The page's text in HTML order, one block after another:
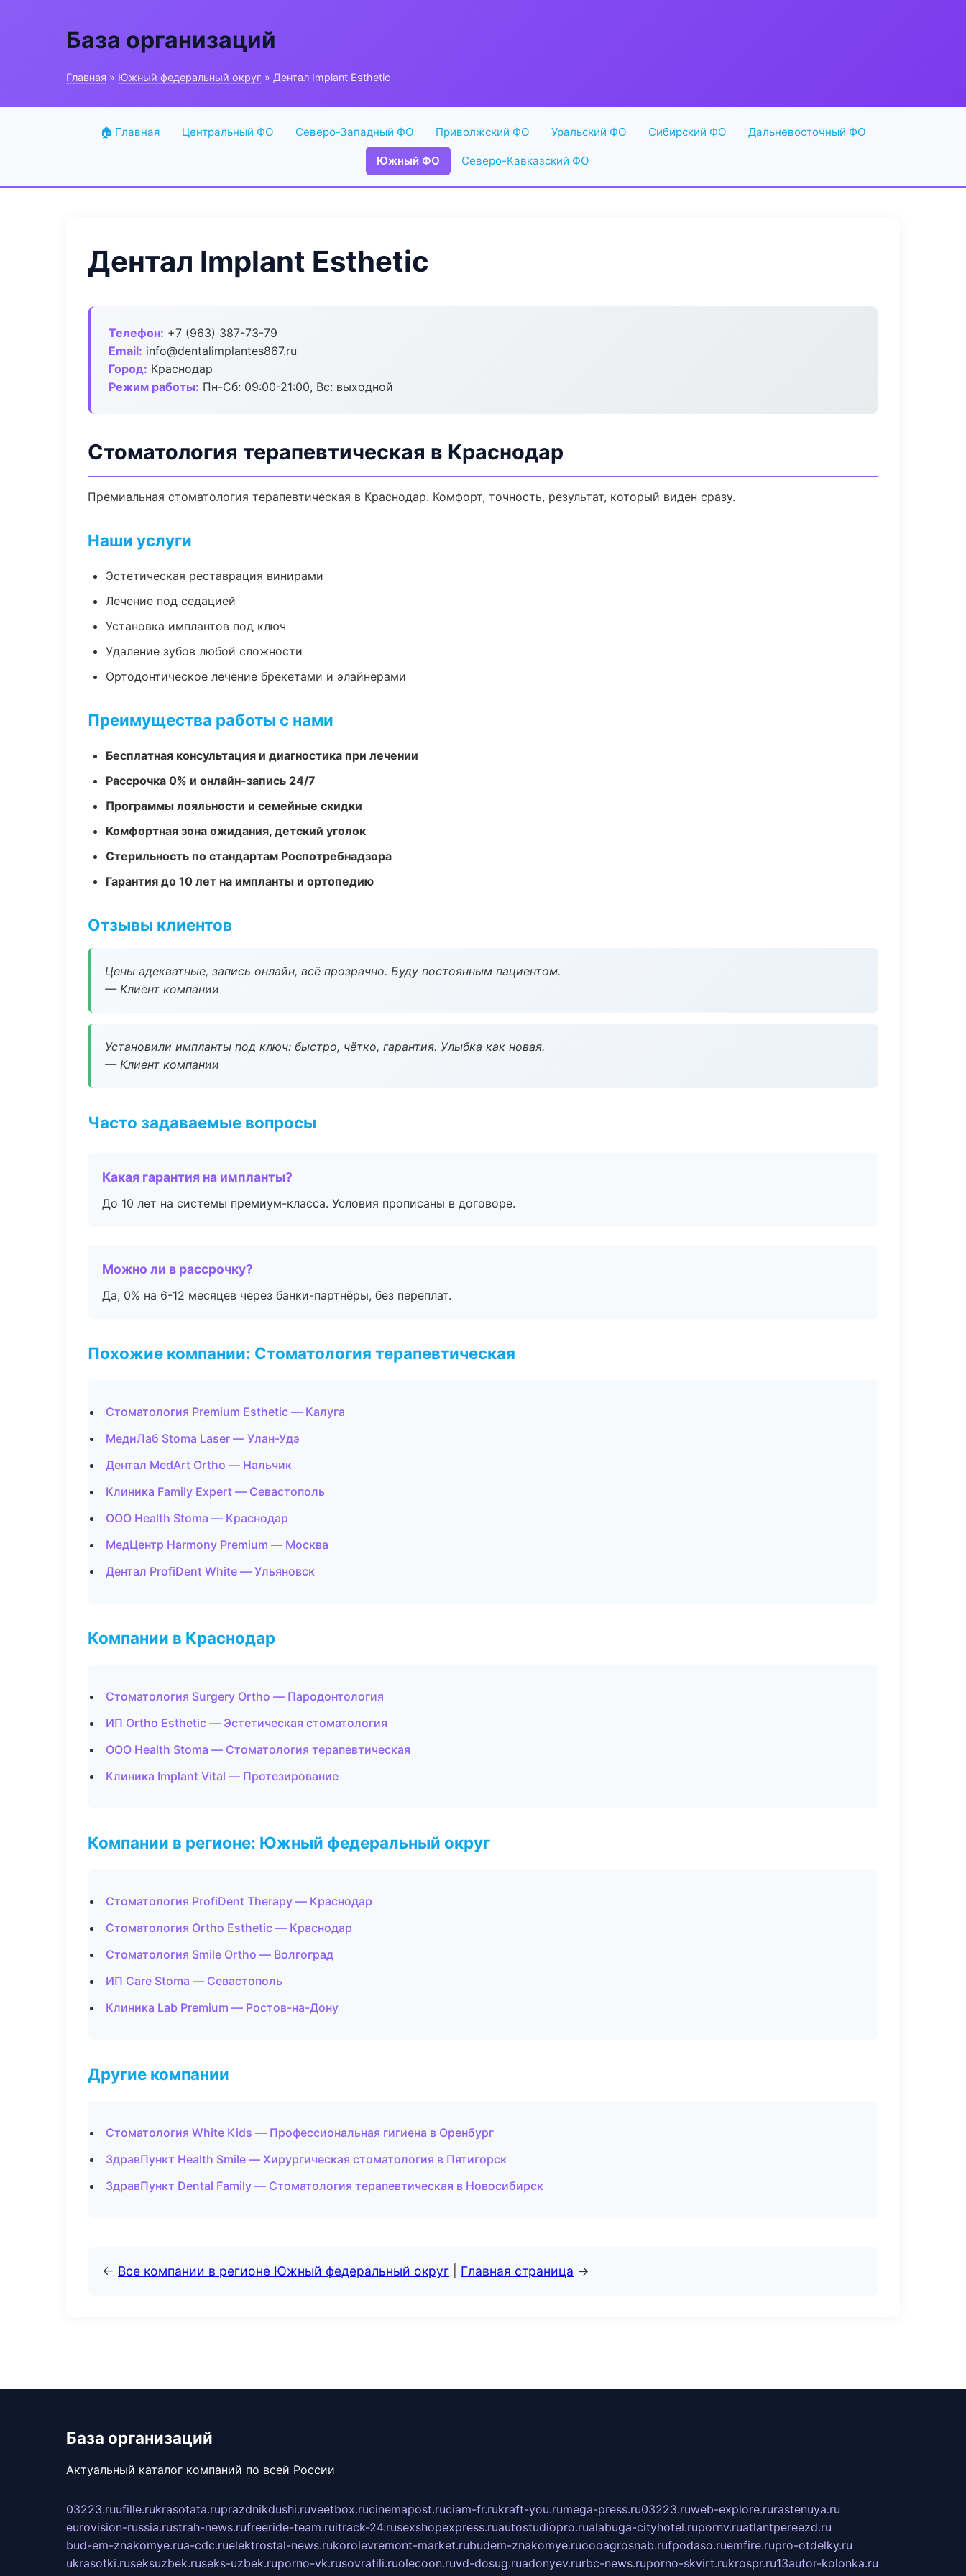
База организаций
Главная » Южный федеральный округ » Дентал Implant Esthetic
🏠 Главная Центральный ФО Северо-Западный ФО Приволжский ФО Уральский ФО Сибирский ФО Дальневосточный ФО
Южный ФО Северо-Кавказский ФО
Дентал Implant Esthetic
Телефон: +7 (963) 387-73-79
Email: info@dentalimplantes867.ru
Город: Краснодар
Режим работы: Пн-Сб: 09:00-21:00, Вс: выходной
Стоматология терапевтическая в Краснодар
Премиальная стоматология терапевтическая в Краснодар. Комфорт, точность, результат, который виден сразу.
Наши услуги
Эстетическая реставрация винирами
Лечение под седацией
Установка имплантов под ключ
Удаление зубов любой сложности
Ортодонтическое лечение брекетами и элайнерами
Преимущества работы с нами
Бесплатная консультация и диагностика при лечении
Рассрочка 0% и онлайн-запись 24/7
Программы лояльности и семейные скидки
Комфортная зона ожидания, детский уголок
Стерильность по стандартам Роспотребнадзора
Гарантия до 10 лет на импланты и ортопедию
Отзывы клиентов
Цены адекватные, запись онлайн, всё прозрачно. Буду постоянным пациентом.
— Клиент компании
Установили импланты под ключ: быстро, чётко, гарантия. Улыбка как новая.
— Клиент компании
Часто задаваемые вопросы
Какая гарантия на импланты?
До 10 лет на системы премиум-класса. Условия прописаны в договоре.
Можно ли в рассрочку?
Да, 0% на 6-12 месяцев через банки-партнёры, без переплат.
Похожие компании: Стоматология терапевтическая
Стоматология Premium Esthetic — Калуга
МедиЛаб Stoma Laser — Улан-Удэ
Дентал MedArt Ortho — Нальчик
Клиника Family Expert — Севастополь
ООО Health Stoma — Краснодар
МедЦентр Harmony Premium — Москва
Дентал ProfiDent White — Ульяновск
Компании в Краснодар
Стоматология Surgery Ortho — Пародонтология
ИП Ortho Esthetic — Эстетическая стоматология
ООО Health Stoma — Стоматология терапевтическая
Клиника Implant Vital — Протезирование
Компании в регионе: Южный федеральный округ
Стоматология ProfiDent Therapy — Краснодар
Стоматология Ortho Esthetic — Краснодар
Стоматология Smile Ortho — Волгоград
ИП Care Stoma — Севастополь
Клиника Lab Premium — Ростов-на-Дону
Другие компании
Стоматология White Kids — Профессиональная гигиена в Оренбург
ЗдравПункт Health Smile — Хирургическая стоматология в Пятигорск
ЗдравПункт Dental Family — Стоматология терапевтическая в Новосибирск
← Все компании в регионе Южный федеральный округ Главная страница →
База организаций
Актуальный каталог компаний по всей России
03223.ruufille.rukrasotata.ruprazdnikdushi.ruveetbox.rucinemapost.ruciam-fr.rukraft-you.rumega-press.ru03223.ruweb-explore.rurastenuya.ru
eurovision-russia.rustrah-news.rufreeride-team.ruitrack-24.rusexshopexpress.ruautostudiopro.rualabuga-cityhotel.rupornv.ruatlantpereezd.ru
bud-em-znakomye.rua-cdc.ruelektrostal-news.rukorolevremont-market.rubudem-znakomye.ruoooagrosnab.rufpodaso.ruemfire.rupro-otdelky.ru
ukrasotki.ruseksuzbek.ruseks-uzbek.ruporno-vk.rusovratili.ruolecoon.ruvd-dosug.ruadonyev.rurbc-news.ruporno-skvirt.rukrospr.ru13autor-kolonka.ru